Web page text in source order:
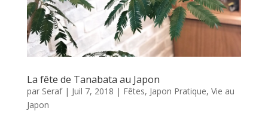
La fête de Tanabata au Japon
par Seraf| Juil 7, 2018 | Fêtes, Japon Pratique, Vie au
Japon